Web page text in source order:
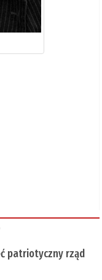
patriotyczny rząd